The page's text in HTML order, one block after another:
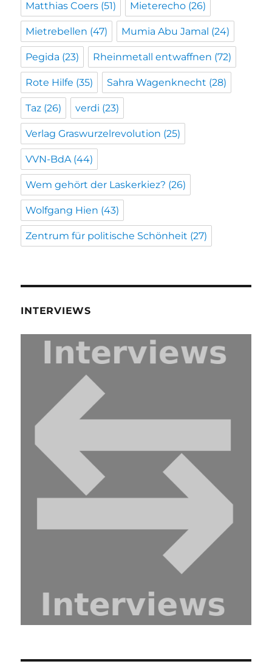
Matthias Coers (51) Mieterecho (26)
Mietrebellen (47) Mumia Abu Jamal (24)
Pegida (23) Rheinmetall entwaffnen (72)
Rote Hilfe (35) Sahra Wagenknecht (28)
Taz (26) verdi (23)
Verlag Graswurzelrevolution (25)
VVN-BdA (44)
Wem gehört der Laskerkiez? (26)
Wolfgang Hien (43)
Zentrum für politische Schönheit (27)
INTERVIEWS